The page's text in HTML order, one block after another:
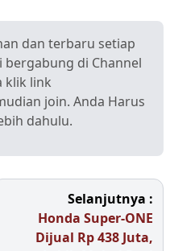
dan terbaru setiap
di Channel
klik link
join. Anda Harus
dahulu.
Selanjutnya :
Honda Super-ONE
Dijual Rp 438 Juta,